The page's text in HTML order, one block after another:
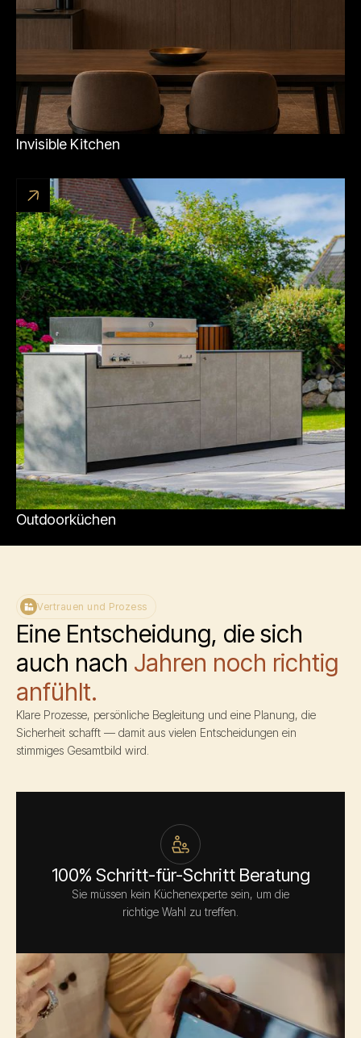
Invisible Kitchen
Outdoorküchen
Vertrauen und Prozess
Eine Entscheidung, die sich
auch nach Jahren noch richtig
anfühlt.
Klare Prozesse, persönliche Begleitung und eine Planung, die
Sicherheit schafft — damit aus vielen Entscheidungen ein
stimmiges Gesamtbild wird.
100% Schritt-für-Schritt Beratung
Sie müssen kein Küchenexperte sein, um die
richtige Wahl zu treffen.